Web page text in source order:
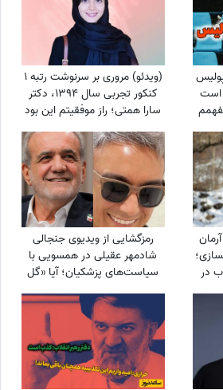
است
(ویدئو) مروری بر سرنوشت رتبه 1
کنکور تجربی سال 1394، دکتر
سارا همتی؛ راز موفقیتم این بود
که ...
در
رمزگشایی از ویدیوی جنجالی
شادمهر عقیلی در همسویی با
سیاست‌های پزشکیان؛ آیا «گل
یاس» بلیت برگشت به خانه
است؟